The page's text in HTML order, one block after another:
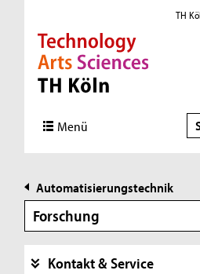
Direkt zur Hauptnavigation
Direkt zur Subnavigation
Direkt zum Inhalt
Direkt zum Fußbereich
TH
Menü
Automatisierungstechnik
Forschung
Kontakt & Service